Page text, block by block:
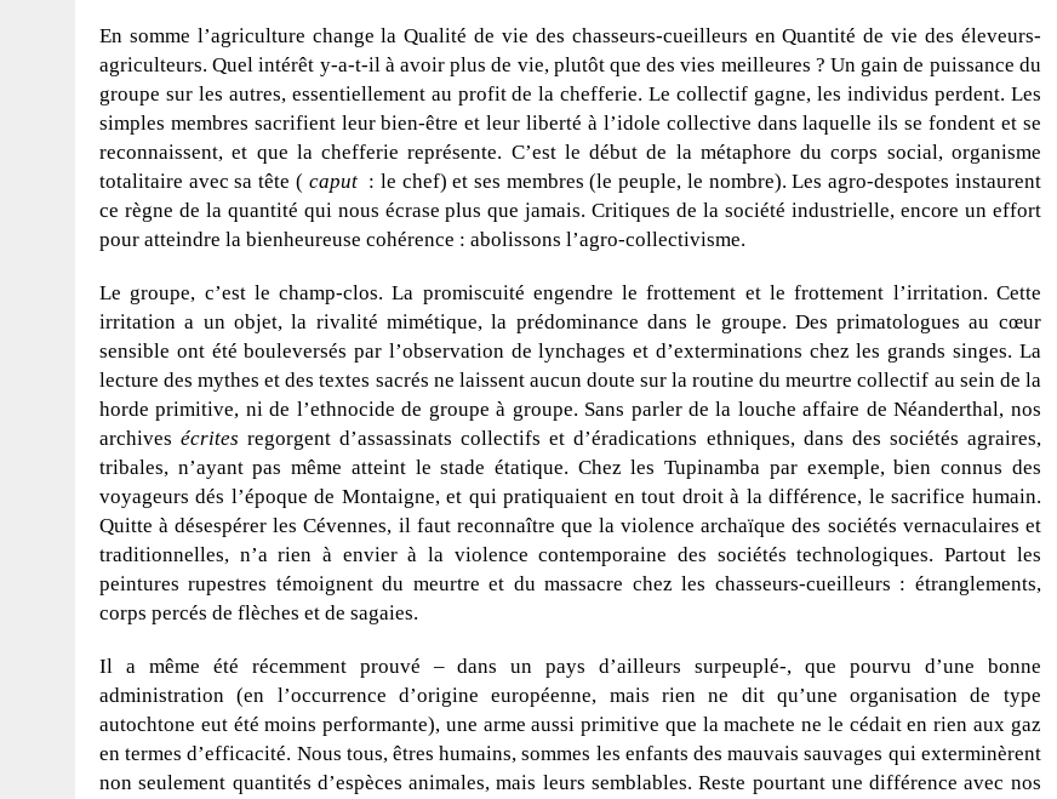
En somme l’agriculture change la Qualité de vie des chasseurs-cueilleurs en Quantité de vie des éleveurs-
agriculteurs. Quel intérêt y-a-t-il à avoir plus de vie, plutôt que des vies meilleures ? Un gain de puissance du
groupe sur les autres, essentiellement au profit de la chefferie. Le collectif gagne, les individus perdent. Les
simples membres sacrifient leur bien-être et leur liberté à l’idole collective dans laquelle ils se fondent et se
reconnaissent, et que la chefferie représente. C’est le début de la métaphore du corps social, organisme
totalitaire avec sa tête ( caput : le chef) et ses membres (le peuple, le nombre). Les agro-despotes instaurent
ce règne de la quantité qui nous écrase plus que jamais. Critiques de la société industrielle, encore un effort
pour atteindre la bienheureuse cohérence : abolissons l’agro-collectivisme.
Le groupe, c’est le champ-clos. La promiscuité engendre le frottement et le frottement l’irritation. Cette
irritation a un objet, la rivalité mimétique, la prédominance dans le groupe. Des primatologues au cœur
sensible ont été bouleversés par l’observation de lynchages et d’exterminations chez les grands singes. La
lecture des mythes et des textes sacrés ne laissent aucun doute sur la routine du meurtre collectif au sein de la
horde primitive, ni de l’ethnocide de groupe à groupe. Sans parler de la louche affaire de Néanderthal, nos
archivesécritesregorgent d’assassinats collectifs et d’éradications ethniques, dans des sociétés agraires,
tribales, n’ayant pas même atteint le stade étatique. Chez les Tupinamba par exemple, bien connus des
voyageurs dés l’époque de Montaigne, et qui pratiquaient en tout droit à la différence, le sacrifice humain.
Quitte à désespérer les Cévennes, il faut reconnaître que la violence archaïque des sociétés vernaculaires et
traditionnelles, n’a rien à envier à la violence contemporaine des sociétés technologiques. Partout les
peintures rupestres témoignent du meurtre et du massacre chez les chasseurs-cueilleurs : étranglements,
corps percés de flèches et de sagaies.
Il a même été récemment prouvé – dans un pays d’ailleurs surpeuplé-, que pourvu d’une bonne
administration (en l’occurrence d’origine européenne, mais rien ne dit qu’une organisation de type
autochtone eut été moins performante), une arme aussi primitive que la machete ne le cédait en rien aux gaz
en termes d’efficacité. Nous tous, êtres humains, sommes les enfants des mauvais sauvages qui exterminèrent
non seulement quantités d’espèces animales, mais leurs semblables. Reste pourtant une différence avec nos